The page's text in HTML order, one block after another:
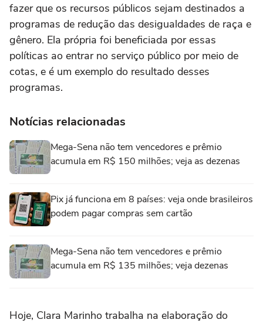
fazer que os recursos públicos sejam destinados a
programas de redução das desigualdades de raça e
gênero. Ela própria foi beneficiada por essas
políticas ao entrar no serviço público por meio de
cotas, e é um exemplo do resultado desses
programas.
Notícias relacionadas
Mega-Sena não tem vencedores e prêmio
acumula em R$ 150 milhões; veja as dezenas
Pix já funciona em 8 países: veja onde brasileiros
podem pagar compras sem cartão
Mega-Sena não tem vencedores e prêmio
acumula em R$ 135 milhões; veja dezenas
Hoje, Clara Marinho trabalha na elaboração do